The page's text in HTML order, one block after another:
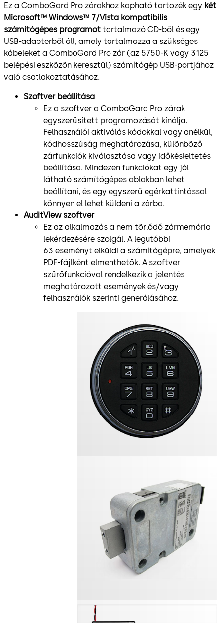
Ez a ComboGard Pro zárakhoz kapható tartozék egy két
Microsoft™ Windows™ 7/Vista kompatibilis
számítógépes programot tartalmazó CD-ből és egy
USB-adapterből áll, amely tartalmazza a szükséges
kábeleket a ComboGard Pro zár (az 5750-K vagy 3125
belépési eszközön keresztül) számítógép USB-portjához
való csatlakoztatásához.
Szoftver beállítása
Ez a szoftver a ComboGard Pro zárak
egyszerűsített programozását kínálja.
Felhasználói aktiválás kódokkal vagy anélkül,
kódhosszúság meghatározása, különböző
zárfunkciók kiválasztása vagy időkésleltetés
beállítása. Mindezen funkciókat egy jól
látható számítógépes ablakban lehet
beállítani, és egy egyszerű egérkattintással
könnyen el lehet küldeni a zárba.
AuditView szoftver
Ez az alkalmazás a nem törlődő zármemória
lekérdezésére szolgál. A legutóbbi
63 eseményt elküldi a számítógépre, amelyek
PDF-fájlként elmenthetők. A szoftver
szűrőfunkcióval rendelkezik a jelentés
meghatározott események és/vagy
felhasználók szerinti generálásához.